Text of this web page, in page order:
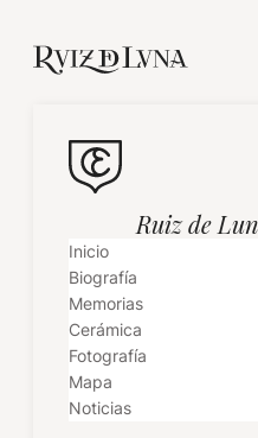
Ruiz de
Inicio
Biografía
Memorias
Cerámica
Fotografía
Mapa
Noticias